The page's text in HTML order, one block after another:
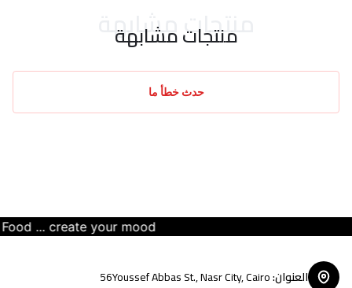
منتجات مشابهة
منتجات مشابهة
حدث خطأ ما
create your mood
العنوان:
56Youssef Abbas St., Nasr City, Cairo